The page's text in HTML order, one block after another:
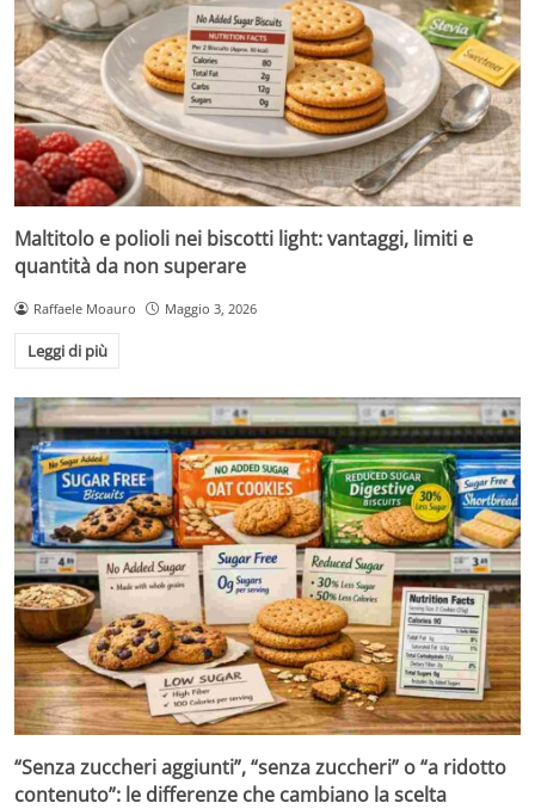
Maltitolo e polioli nei biscotti light: vantaggi, limiti e
quantità da non superare
Raffaele Moauro Maggio 3, 2026
Leggi di più
“Senza zuccheri aggiunti”, “senza zuccheri” o “a ridotto
contenuto”: le differenze che cambiano la scelta